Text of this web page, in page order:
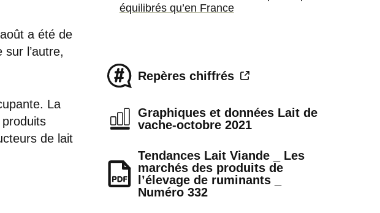
a été de
l’autre,
La
de lait
équilibrés qu’en France
Repères chiffrés
Graphiques et données Lait de
vache-octobre 2021
Tendances Lait Viande _ Les
marchés des produits de
l’élevage de ruminants _
Numéro 332